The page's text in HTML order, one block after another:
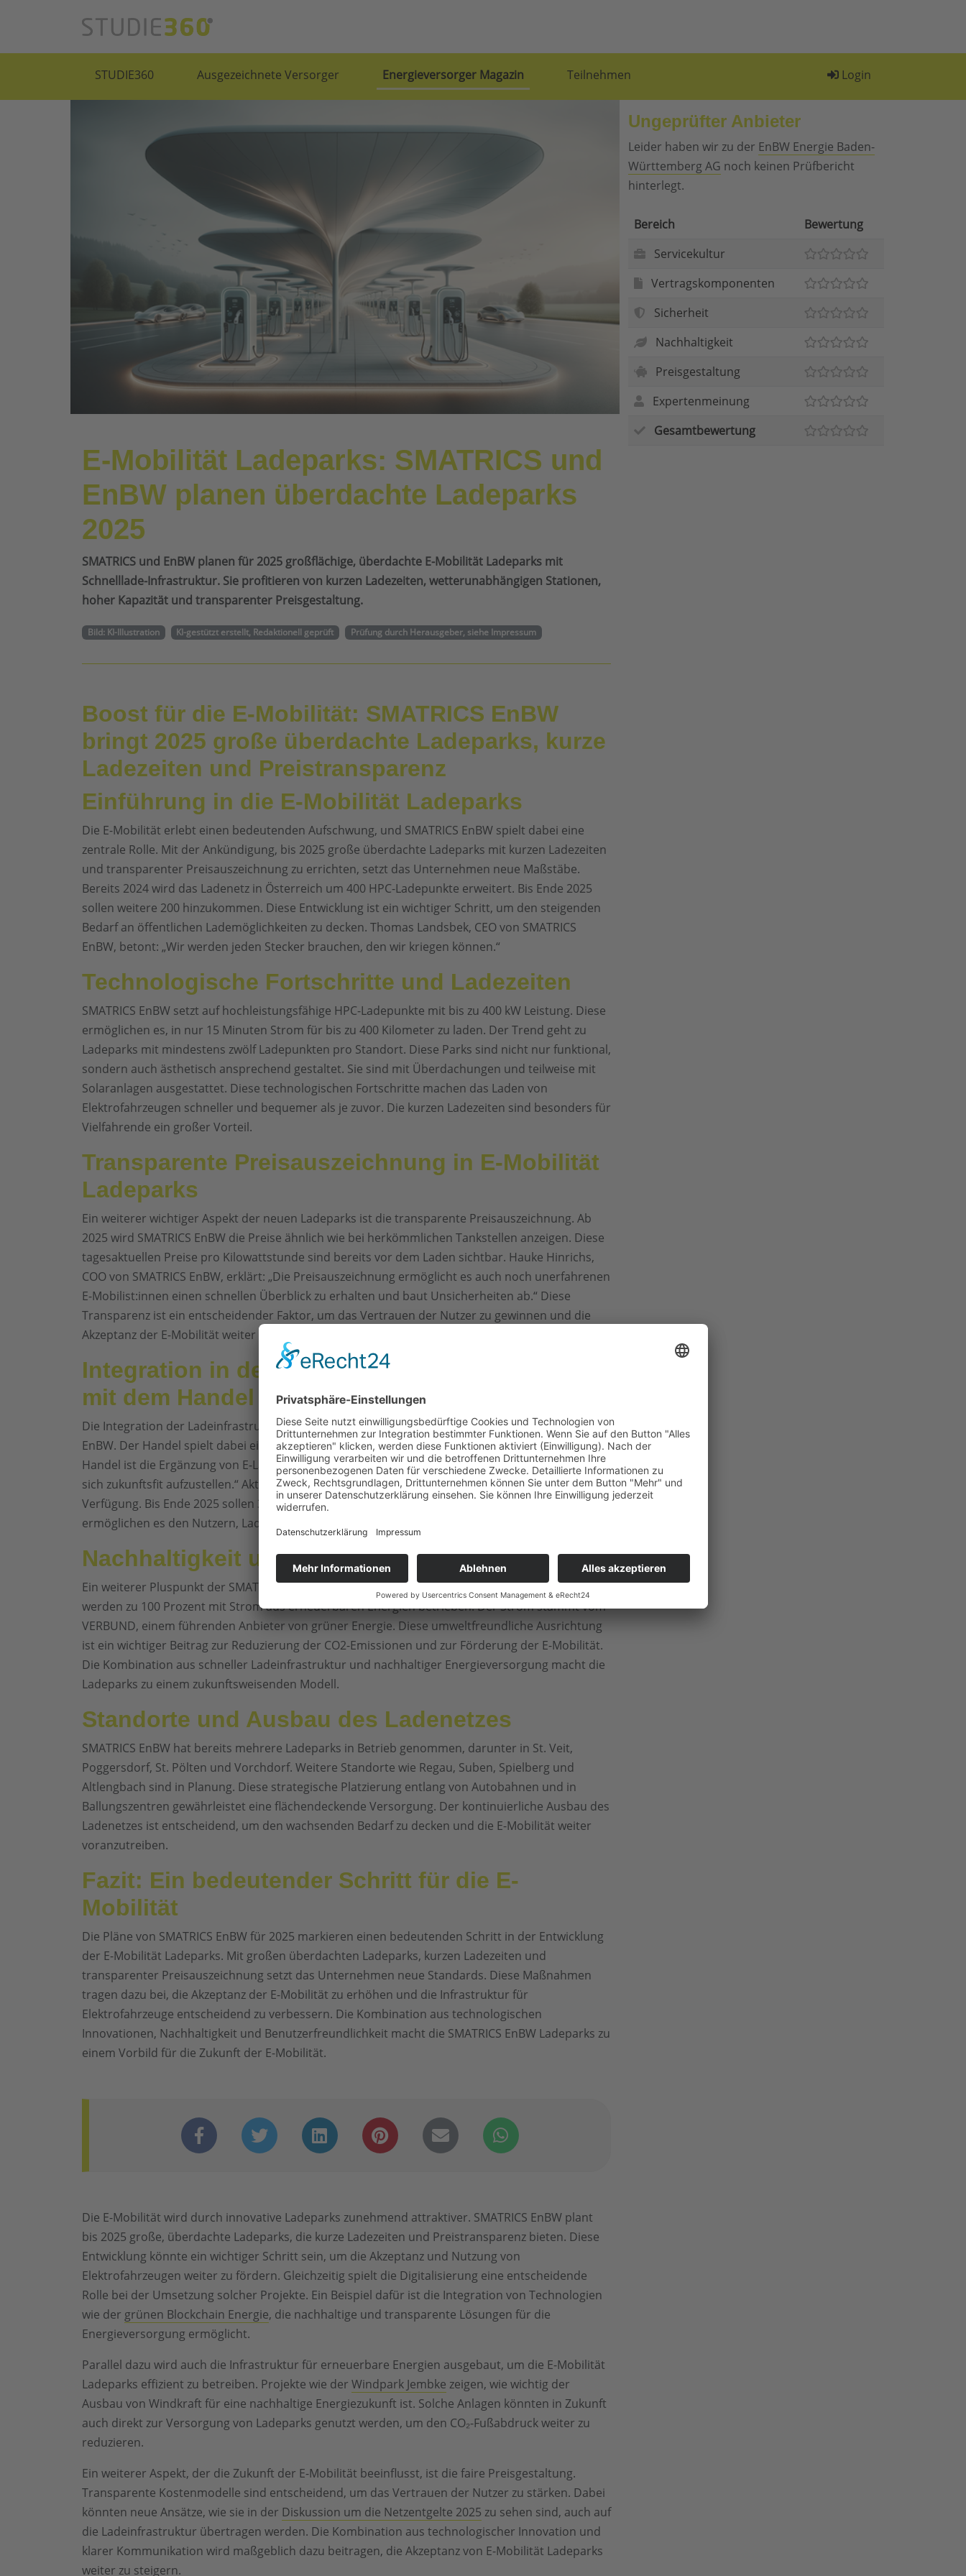
STUDIE360 Ausgezeichnete Versorger Energieversorger Magazin Teilnehmen Login
E-Mobilität Ladeparks: SMATRICS und
EnBW planen überdachte Ladeparks
2025
SMATRICS und EnBW planen für 2025 großflächige, überdachte E-Mobilität Ladeparks mit
Schnelllade-Infrastruktur. Sie profitieren von kurzen Ladezeiten, wetterunabhängigen Stationen,
hoher Kapazität und transparenter Preisgestaltung.
Bild: KI-Illustration KI-gestützt erstellt, Redaktionell geprüft Prüfung durch Herausgeber, siehe Impressum
Boost für die E-Mobilität: SMATRICS EnBW
bringt 2025 große überdachte Ladeparks, kurze
Ladezeiten und Preistransparenz
Einführung in die E-Mobilität Ladeparks
Die E-Mobilität erlebt einen bedeutenden Aufschwung, und SMATRICS EnBW spielt dabei eine
zentrale Rolle. Mit der Ankündigung, bis 2025 große überdachte Ladeparks mit kurzen Ladezeiten
und transparenter Preisauszeichnung zu errichten, setzt das Unternehmen neue Maßstäbe.
Bereits 2024 wird das Ladenetz in Österreich um 400 HPC-Ladepunkte erweitert. Bis Ende 2025
sollen weitere 200 hinzukommen. Diese Entwicklung ist ein wichtiger Schritt, um den steigenden
Bedarf an öffentlichen Lademöglichkeiten zu decken. Thomas Landsbek, CEO von SMATRICS
EnBW, betont: „Wir werden jeden Stecker brauchen, den wir kriegen können.“
Technologische Fortschritte und Ladezeiten
SMATRICS EnBW setzt auf hochleistungsfähige HPC-Ladepunkte mit bis zu 400 kW Leistung. Diese
ermöglichen es, in nur 15 Minuten Strom für bis zu 400 Kilometer zu laden. Der Trend geht zu
Ladeparks mit mindestens zwölf Ladepunkten pro Standort. Diese Parks sind nicht nur funktional,
sondern auch ästhetisch ansprechend gestaltet. Sie sind mit Überdachungen und teilweise mit
Solaranlagen ausgestattet. Diese technologischen Fortschritte machen das Laden von
Elektrofahrzeugen schneller und bequemer als je zuvor. Die kurzen Ladezeiten sind besonders für
Vielfahrende ein großer Vorteil.
Transparente Preisauszeichnung in E-Mobilität
Ladeparks
Ein weiterer wichtiger Aspekt der neuen Ladeparks ist die transparente Preisauszeichnung. Ab
2025 wird SMATRICS EnBW die Preise ähnlich wie bei herkömmlichen Tankstellen anzeigen. Diese
tagesaktuellen Preise pro Kilowattstunde sind bereits vor dem Laden sichtbar. Hauke Hinrichs,
COO von SMATRICS EnBW, erklärt: „Die Preisauszeichnung ermöglicht es auch noch unerfahrenen
E-Mobilist:innen einen schnellen Überblick zu erhalten und baut Unsicherheiten ab.“ Diese
Transparenz ist ein entscheidender Faktor, um das Vertrauen der Nutzer zu gewinnen und die
Akzeptanz der E-Mobilität weiter zu steigern.
Integration in den Alltag und Zusammenarbeit
mit dem Handel
Die Integration der Ladeinfrastruktur in den Alltag ist ein weiterer Schwerpunkt von SMATRICS
EnBW. Der Handel spielt dabei eine wichtige Rolle. Thomas Landsbek hebt hervor: „Für den
Handel ist die Ergänzung von E-Ladeinfrastruktur in die eigenen Services ein wichtiger Schritt, um
sich zukunftsfit aufzustellen.“ Aktuell stehen rund 250 Ladepunkte bei Handelspartnern zur
Verfügung. Bis Ende 2025 sollen 34 weitere Standorte hinzukommen. Diese Partnerschaften
ermöglichen es den Nutzern, Laden und Einkaufen bequem zu verbinden.
Nachhaltigkeit und erneuerbare Energien
Ein weiterer Pluspunkt der SMATRICS EnBW Ladeparks ist die Nachhaltigkeit. Alle Ladestandorte
werden zu 100 Prozent mit Strom aus erneuerbaren Energien betrieben. Der Strom stammt vom
VERBUND, einem führenden Anbieter von grüner Energie. Diese umweltfreundliche Ausrichtung
ist ein wichtiger Beitrag zur Reduzierung der CO2-Emissionen und zur Förderung der E-Mobilität.
Die Kombination aus schneller Ladeinfrastruktur und nachhaltiger Energieversorgung macht die
Ladeparks zu einem zukunftsweisenden Modell.
Standorte und Ausbau des Ladenetzes
SMATRICS EnBW hat bereits mehrere Ladeparks in Betrieb genommen, darunter in St. Veit,
Poggersdorf, St. Pölten und Vorchdorf. Weitere Standorte wie Regau, Suben, Spielberg und
Altlengbach sind in Planung. Diese strategische Platzierung entlang von Autobahnen und in
Ballungszentren gewährleistet eine flächendeckende Versorgung. Der kontinuierliche Ausbau des
Ladenetzes ist entscheidend, um den wachsenden Bedarf zu decken und die E-Mobilität weiter
voranzutreiben.
Fazit: Ein bedeutender Schritt für die E-
Mobilität
Die Pläne von SMATRICS EnBW für 2025 markieren einen bedeutenden Schritt in der Entwicklung
der E-Mobilität Ladeparks. Mit großen überdachten Ladeparks, kurzen Ladezeiten und
transparenter Preisauszeichnung setzt das Unternehmen neue Standards. Diese Maßnahmen
tragen dazu bei, die Akzeptanz der E-Mobilität zu erhöhen und die Infrastruktur für
Elektrofahrzeuge entscheidend zu verbessern. Die Kombination aus technologischen
Innovationen, Nachhaltigkeit und Benutzerfreundlichkeit macht die SMATRICS EnBW Ladeparks zu
einem Vorbild für die Zukunft der E-Mobilität.
Die E-Mobilität wird durch innovative Ladeparks zunehmend attraktiver. SMATRICS EnBW plant
bis 2025 große, überdachte Ladeparks, die kurze Ladezeiten und Preistransparenz bieten. Diese
Entwicklung könnte ein wichtiger Schritt sein, um die Akzeptanz und Nutzung von
Elektrofahrzeugen weiter zu fördern. Gleichzeitig spielt die Digitalisierung eine entscheidende
Rolle bei der Umsetzung solcher Projekte. Ein Beispiel dafür ist die Integration von Technologien
wie der grünen Blockchain Energie, die nachhaltige und transparente Lösungen für die
Energieversorgung ermöglicht.
Parallel dazu wird auch die Infrastruktur für erneuerbare Energien ausgebaut, um die E-Mobilität
Ladeparks effizient zu betreiben. Projekte wie der Windpark Jembke zeigen, wie wichtig der
Ausbau von Windkraft für eine nachhaltige Energiezukunft ist. Solche Anlagen könnten in Zukunft
auch direkt zur Versorgung von Ladeparks genutzt werden, um den CO₂-Fußabdruck weiter zu
reduzieren.
Ein weiterer Aspekt, der die Zukunft der E-Mobilität beeinflusst, ist die faire Preisgestaltung.
Transparente Kostenmodelle sind entscheidend, um das Vertrauen der Nutzer zu stärken. Dabei
könnten neue Ansätze, wie sie in der Diskussion um die Netzentgelte 2025 zu sehen sind, auch auf
die Ladeinfrastruktur übertragen werden. Die Kombination aus technologischer Innovation und
klarer Kommunikation wird maßgeblich dazu beitragen, die Akzeptanz von E-Mobilität Ladeparks
weiter zu steigern.
Ungeprüfter Anbieter
Leider haben wir zu der EnBW Energie Baden-
Württemberg AG noch keinen Prüfbericht
hinterlegt.
Bereich
Bewertung
Servicekultur
Vertragskomponenten
Sicherheit
Nachhaltigkeit
Preisgestaltung
Expertenmeinung
Gesamtbewertung